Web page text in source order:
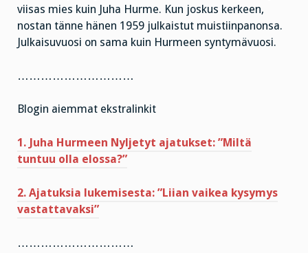
viisas mies kuin Juha Hurme. Kun joskus kerkeen,
nostan tänne hänen 1959 julkaistut muistiinpanonsa.
Julkaisuvuosi on sama kuin Hurmeen syntymävuosi.
…………………………
Blogin aiemmat ekstralinkit
1. Juha Hurmeen Nyljetyt ajatukset: ”Miltä
tuntuu olla elossa?”
2. Ajatuksia lukemisesta: ”Liian vaikea kysymys
vastattavaksi”
…………………………